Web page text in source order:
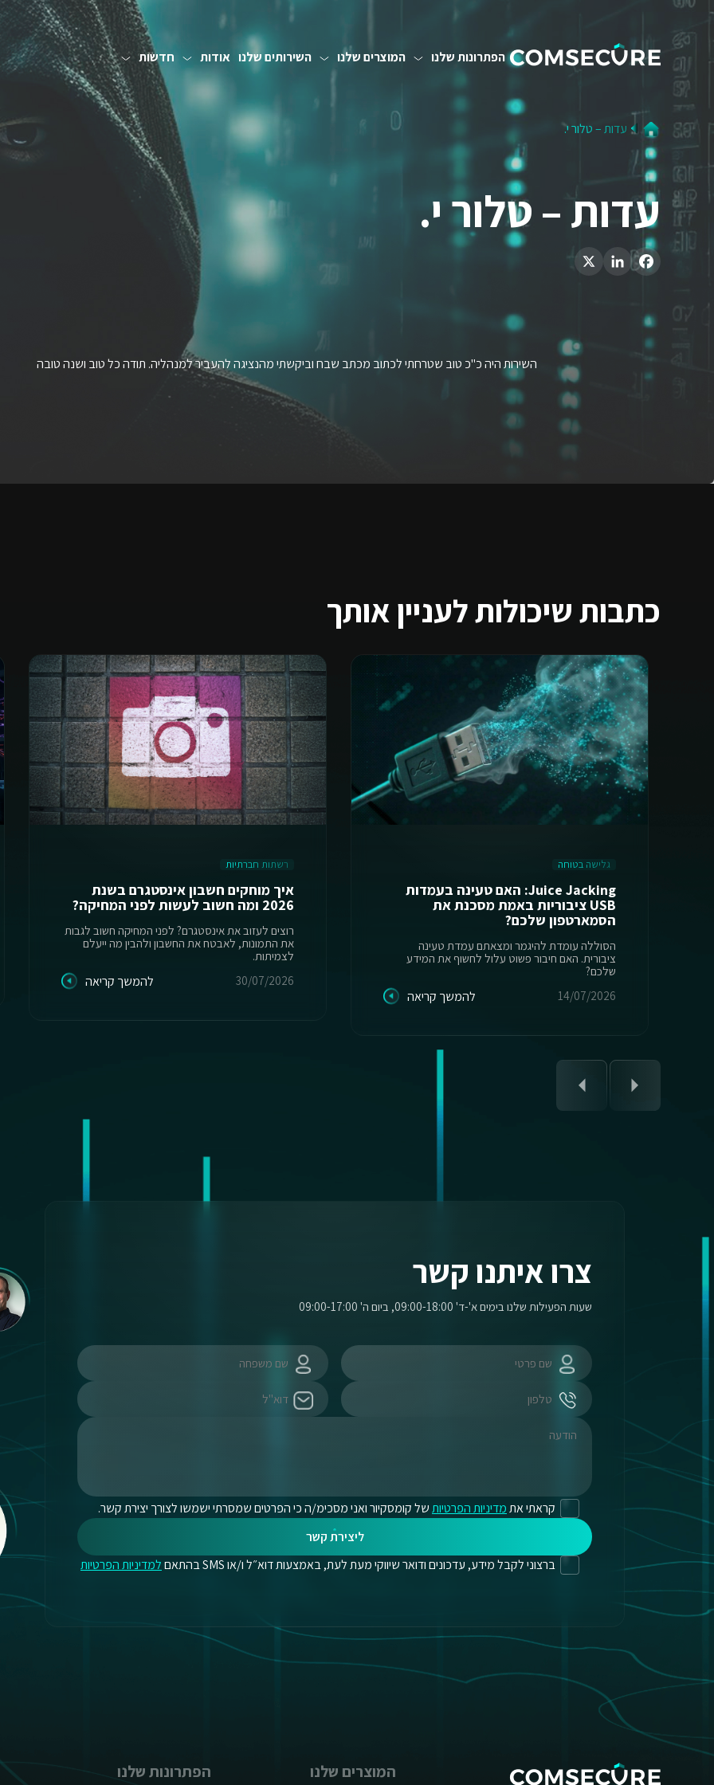
הפתרונות שלנו המוצרים שלנו השירותים שלנו אודות חדשות
עדות – טלור י.
עדות – טלור י.
Facebook
LinkedIn
X
השירות היה כ"כ טוב שטרחתי לכתוב מכתב שבח וביקשתי מהנציגה להעביר למנהליה. תודה כל טוב ושנה טובה
כתבות שיכולות לעניין אותך
גלישה בטוחה
Juice Jacking: האם טעינה בעמדות
USB ציבוריות באמת מסכנת את
הסמארטפון שלכם?
הסוללה עומדת להיגמר ומצאתם עמדת טעינה
ציבורית. האם חיבור פשוט עלול לחשוף את המידע
שלכם?
14/07/2026
להמשך קריאה
רשתות חברתיות
איך מוחקים חשבון אינסטגרם בשנת
2026 ומה חשוב לעשות לפני המחיקה?
רוצים לעזוב את אינסטגרם? לפני המחיקה חשוב לגבות
את התמונות, לאבטח את החשבון ולהבין מה ייעלם
לצמיתות.
30/07/2026
להמשך קריאה
צרו איתנו קשר
שעות הפעילות שלנו בימים א'-ד' 09:00-18:00, ביום ה' 09:00-17:00
קראתי אתמדיניות הפרטיותשל קומסקיור ואני מסכימ/ה כי הפרטים שמסרתי ישמשו לצורך יצירת קשר.
ליצירת קשר
ברצוני לקבל מידע, עדכונים ודואר שיווקי מעת לעת, באמצעות דוא״ל ו/או SMS בהתאם
למדיניות הפרטיות
המוצרים שלנו הפתרונות שלנו